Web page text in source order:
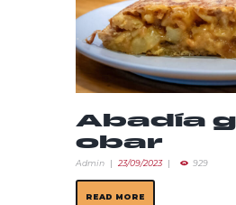
Abadía
obar
Admin 23/09/2023 929
READ MORE